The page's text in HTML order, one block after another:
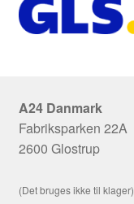
A24 Danmark
Fabriksparken 22A
2600 Glostrup
(Det bruges ikke til klager)